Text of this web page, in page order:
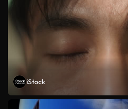
iStock